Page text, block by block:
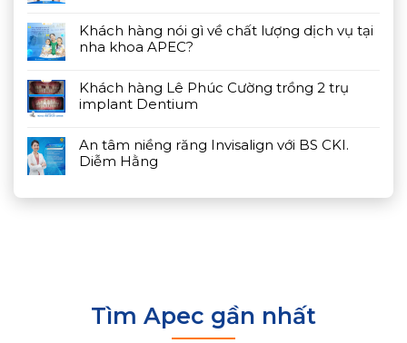
Khách hàng nói gì về chất lượng dịch vụ tại
nha khoa APEC?
Khách hàng Lê Phúc Cường trồng 2 trụ
implant Dentium
An tâm niềng răng Invisalign với BS CKI.
Diễm Hằng
Tìm Apec gần nhất